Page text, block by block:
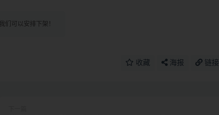
们可以安排下架！
收藏 海报 链接